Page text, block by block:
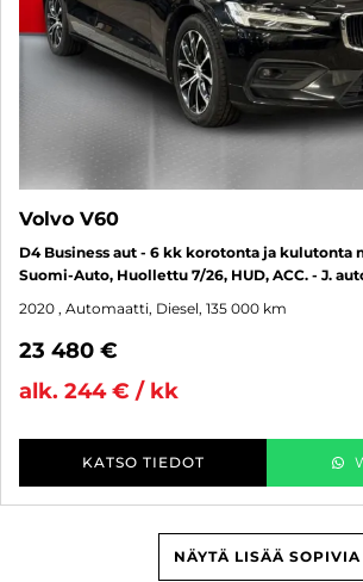
Volvo V60
D4 Business aut - 6 kk korotonta ja kulutonta
Suomi-Auto, Huollettu 7/26, HUD, ACC. - J.
2020 , Automaatti, Diesel, 135 000 km
23 480 €
alk. 244 € / kk
KATSO TIEDOT
NÄYTÄ LISÄÄ SOPIVIA